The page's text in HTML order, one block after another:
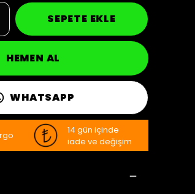
SEPETE EKLE
HEMEN AL
WHATSAPP
14 gün içinde
iade ve değişim